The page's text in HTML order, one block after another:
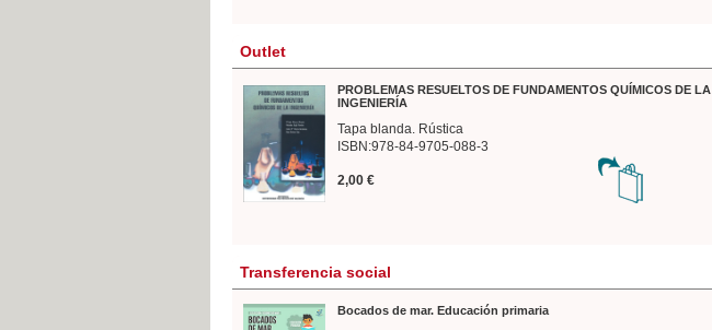
Outlet
PROBLEMAS RESUELTOS DE FUNDAMENTOS QUÍMICOS DE LA
INGENIERÍA
Tapa blanda. Rústica
ISBN:978-84-9705-088-3
2,00 €
Transferencia social
Bocados de mar. Educación primaria